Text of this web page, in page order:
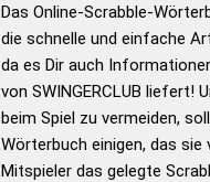
Wortwurzel liefert mit
Wortanalyse-
Wortbedeutung,
Gültigkeit eines Wortes
bestimmen! zugelassene
Wörterbücher sind:
Das Online-Scrabble-
die schnelle und einfache
da es Dir auch
von SWINGERCLUB liefert!
beim Spiel zu vermeiden,
Wörterbuch einigen, das sie
Mitspieler das gelegte